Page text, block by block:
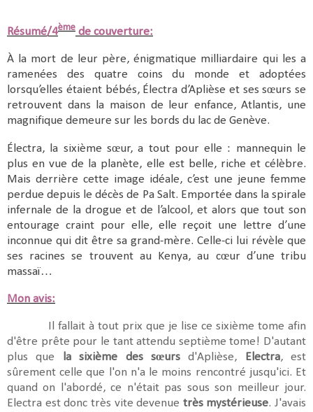
Résumé/4ème de couverture:
À la mort de leur père, énigmatique milliardaire qui les a
ramenées des quatre coins du monde et adoptées
lorsqu’elles étaient bébés, Électra d’Aplièse et ses sœurs se
retrouvent dans la maison de leur enfance, Atlantis, une
magnifique demeure sur les bords du lac de Genève.
Électra, la sixième sœur, a tout pour elle : mannequin le
plus en vue de la planète, elle est belle, riche et célèbre.
Mais derrière cette image idéale, c’est une jeune femme
perdue depuis le décès de Pa Salt. Emportée dans la spirale
infernale de la drogue et de l’alcool, et alors que tout son
entourage craint pour elle, elle reçoit une lettre d’une
inconnue qui dit être sa grand-mère. Celle-ci lui révèle que
ses racines se trouvent au Kenya, au cœur d’une tribu
massaï…
Mon avis:
Il fallait à tout prix que je lise ce sixième tome afin
d'être prête pour le tant attendu septième tome! D'autant
plus que
la sixième des sœursd'Aplièse, Electra, est
sûrement celle que l'on n'a le moins rencontré jusqu'ici. Et
quand on l'abordé, ce n'était pas sous son meilleur jour.
Electra est donc très vite devenue très mystérieuse. J'avais